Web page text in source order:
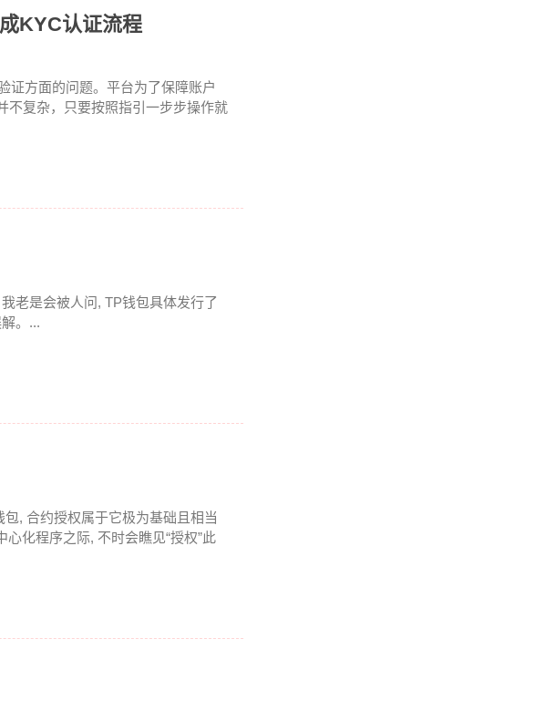
KYC认证流程
证方面的问题。平台为了保障账户
不复杂，只要按照指引一步步操作就
老是会被人问, TP钱包具体发行了
。...
, 合约授权属于它极为基础且相当
化程序之际, 不时会瞧见“授权”此